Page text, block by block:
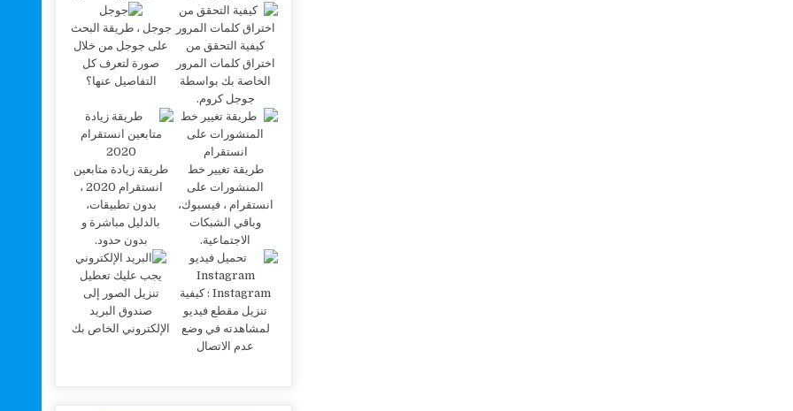
كيفية التحقق من
اختراق كلمات المرور
الخاصة بك بواسطة
جوجل كروم.
جوجل ، طريقة البحث
على جوجل من خلال
صورة لتعرف كل
التفاصيل عنها؟
طريقة تغيير خط
المنشورات على
انستقرام ، فيسبوك،
وباقي الشبكات
الاجتماعية.
طريقة زيادة متابعين
انستقرام 2020 ،
بدون تطبيقات،
بالدليل مباشرة و
بدون حدود.
Instagram : كيفية
تنزيل مقطع فيديو
لمشاهدته في وضع
عدم الاتصال
يجب عليك تعطيل
تنزيل الصور إلى
صندوق البريد
الإلكتروني الخاص بك